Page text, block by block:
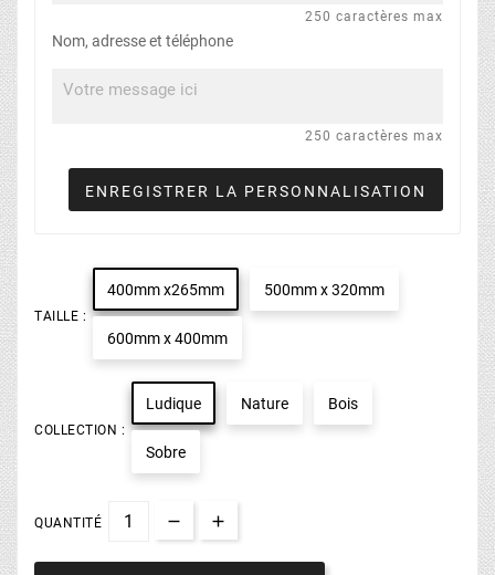
250 caractères max
Nom, adresse et téléphone
250 caractères max
ENREGISTRER LA PERSONNALISATION
TAILLE :
400mm x265mm 500mm x 320mm
600mm x 400mm
COLLECTION :
Ludique Nature Bois
Sobre
QUANTITÉ